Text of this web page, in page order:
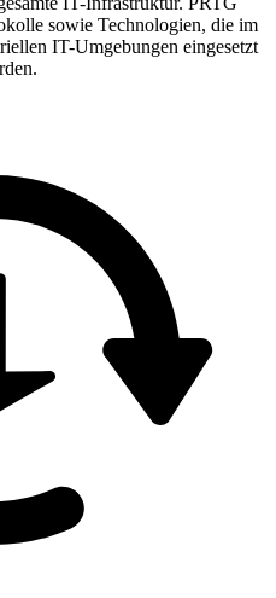
sowie Technologien, die im
IT-Umgebungen eingesetzt